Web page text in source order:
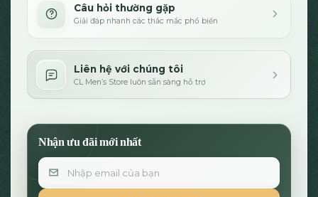
Câu hỏi thường gặp
Giải đáp nhanh các thắc mắc phổ biến
Liên hệ với chúng tôi
CL Men’s Store luôn sẵn sàng hỗ trợ
Nhận ưu đãi mới nhất
Email